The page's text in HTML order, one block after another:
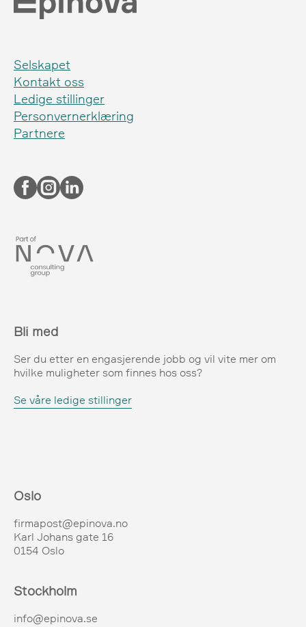
Selskapet
Kontakt oss
Ledige stillinger
Personvernerklæring
Partnere
Bli med
Ser du etter en engasjerende jobb og vil vite mer om
hvilke muligheter som finnes hos oss?
Se våre ledige stillinger
Oslo
firmapost@epinova.no
Karl Johans gate 16
0154 Oslo
Stockholm
info@epinova.se